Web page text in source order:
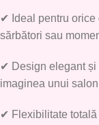
✔ Ideal pentru orice
sărbători sau
✔ Design elegant și
imaginea unui
✔ Flexibilitate totală